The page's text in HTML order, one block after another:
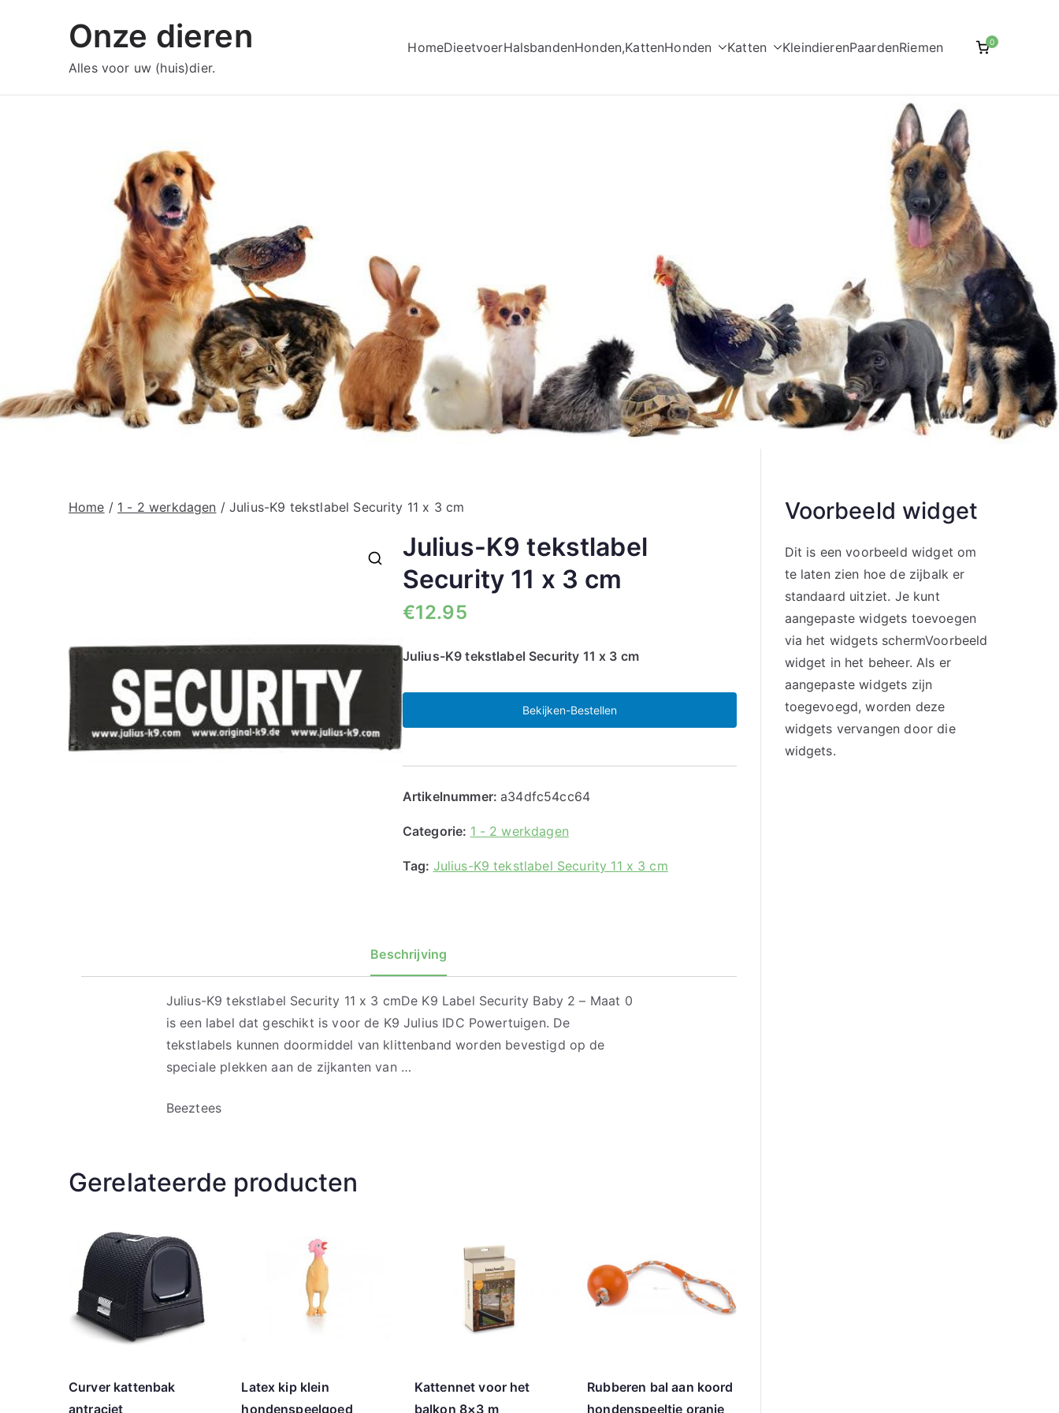
Onze dieren
Alles voor uw (huis)dier.
HomeDieetvoerHalsbandenHonden,KattenHonden Katten KleindierenPaardenRiemen 0
Home / 1 - 2 werkdagen / Julius-K9 tekstlabel Security 11 x 3 cm
Julius-K9 tekstlabel
Security 11 x 3 cm
€12.95
Julius-K9 tekstlabel Security 11 x 3 cm
Bekijken-Bestellen
Artikelnummer:a34dfc54cc64
Categorie: 1 - 2 werkdagen
Tag: Julius-K9 tekstlabel Security 11 x 3 cm
Beschrijving
Julius-K9 tekstlabel Security 11 x 3 cmDe K9 Label Security Baby 2 – Maat 0
is een label dat geschikt is voor de K9 Julius IDC Powertuigen. De
tekstlabels kunnen doormiddel van klittenband worden bevestigd op de
speciale plekken aan de zijkanten van …
Beeztees
Gerelateerde producten
Curver kattenbak
antraciet
Latex kip klein
hondenspeelgoed
Kattennet voor het
balkon 8×3 m
Rubberen bal aan koord
hondenspeeltje oranje
Voorbeeld widget
Dit is een voorbeeld widget om
te laten zien hoe de zijbalk er
standaard uitziet. Je kunt
aangepaste widgets toevoegen
via het widgets schermVoorbeeld
widget in het beheer. Als er
aangepaste widgets zijn
toegevoegd, worden deze
widgets vervangen door die
widgets.